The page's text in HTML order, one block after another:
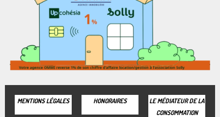
MENTIONS LÉGALES HONORAIRES
LE MÉDIATEUR DE LA
CONSOMMATION